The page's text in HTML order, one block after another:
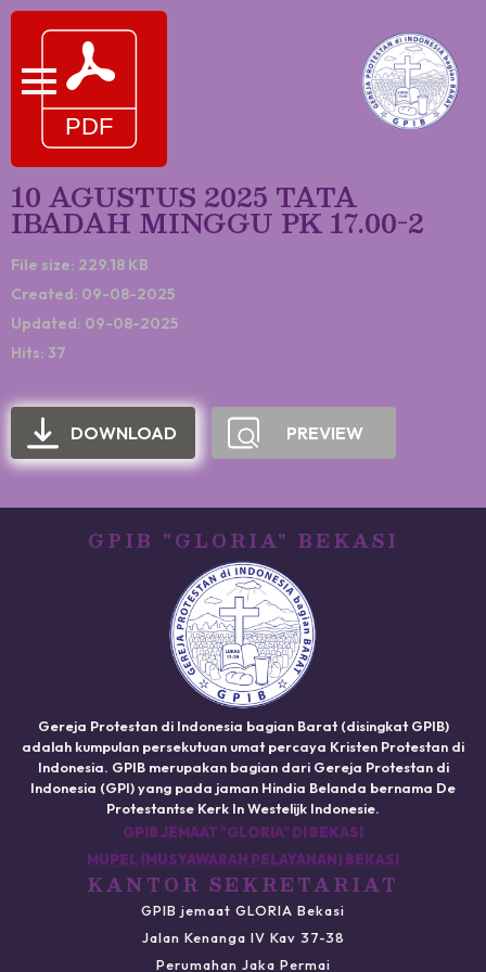
10 AGUSTUS 2025 TATA
IBADAH MINGGU PK 17.00-2
File size: 229.18 KB
Created: 09-08-2025
Updated: 09-08-2025
Hits: 37
DOWNLOAD PREVIEW
GPIB "GLORIA" BEKASI
Gereja Protestan di Indonesia bagian Barat (disingkat GPIB)
adalah kumpulan persekutuan umat percaya Kristen Protestan di
Indonesia. GPIB merupakan bagian dari Gereja Protestan di
Indonesia (GPI) yang pada jaman Hindia Belanda bernama De
Protestantse Kerk In Westelijk Indonesie.
GPIB JEMAAT "GLORIA" DI BEKASI
MUPEL (MUSYAWARAH PELAYANAN) BEKASI
KANTOR SEKRETARIAT
GPIB jemaat GLORIA Bekasi
Jalan Kenanga IV Kav 37-38
Perumahan Jaka Permai